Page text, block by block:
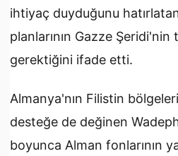
ihtiyaç duyduğunu
planlarının Gazze Şeridi'nin
gerektiğini ifade etti.
Almanya'nın Filistin
desteğe de değinen
boyunca Alman fonlarının